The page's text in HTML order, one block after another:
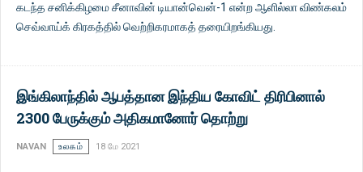
கடந்த சனிக்கிழமை சீனாவின் டியான்வென்-1 என்ற ஆளில்லா விண்கலம்
செவ்வாய்க் கிரகத்தில் வெற்றிகரமாகத் தரையிறங்கியது.
இங்கிலாந்தில் ஆபத்தான இந்திய கோவிட் திரிபினால்
2300 பேருக்கும் அதிகமானோர் தொற்று
NAVAN உலகம் 18 மே 2021